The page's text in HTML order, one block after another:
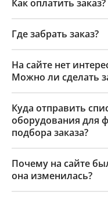
Как оплатить заказ?
Где забрать заказ?
На сайте нет
Можно ли сделать
Куда отправить
оборудования для
подбора заказа?
Почему на сайте
она изменилась?